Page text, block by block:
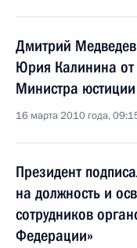
Дмитрий
Юрия Калинина от
Министра
16 марта 2010 года,
Президент
на должность и
сотрудников
Федерации»